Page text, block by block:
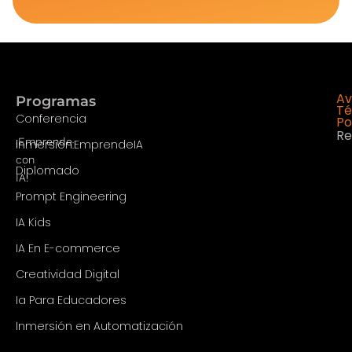
¡Emprende
con
IA!
Programas
Conferencia
Inmersión:EmprendeIA
Diplomado
Prompt Engineering
IA Kids
IA En E-commerce
Creatividad Digital
Ia Para Educadores
Inmersión en Automatización